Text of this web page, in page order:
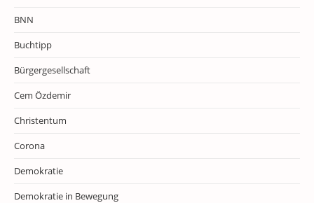
BNN
Buchtipp
Bürgergesellschaft
Cem Özdemir
Christentum
Corona
Demokratie
Demokratie in Bewegung